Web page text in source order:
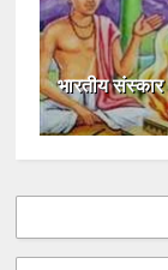
भारतीय संस्कार